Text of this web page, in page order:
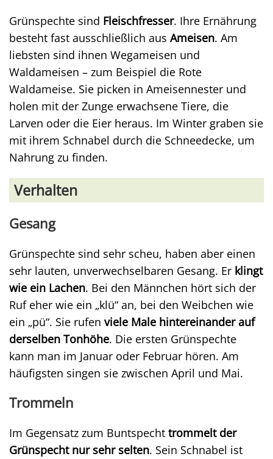
Grünspechte sind Fleischfresser. Ihre Ernährung
besteht fast ausschließlich aus Ameisen. Am
liebsten sind ihnen Wegameisen und
Waldameisen – zum Beispiel die Rote
Waldameise. Sie picken in Ameisennester und
holen mit der Zunge erwachsene Tiere, die
Larven oder die Eier heraus. Im Winter graben sie
mit ihrem Schnabel durch die Schneedecke, um
Nahrung zu finden.
Verhalten
Gesang
Grünspechte sind sehr scheu, haben aber einen
sehr lauten, unverwechselbaren Gesang. Er klingt
wie ein Lachen. Bei den Männchen hört sich der
Ruf eher wie ein „klü“ an, bei den Weibchen wie
ein „pü“. Sie rufen viele Male hintereinander auf
derselben Tonhöhe. Die ersten Grünspechte
kann man im Januar oder Februar hören. Am
häufigsten singen sie zwischen April und Mai.
Trommeln
Im Gegensatz zum Buntspecht trommelt der
Grünspecht nur sehr selten. Sein Schnabel ist